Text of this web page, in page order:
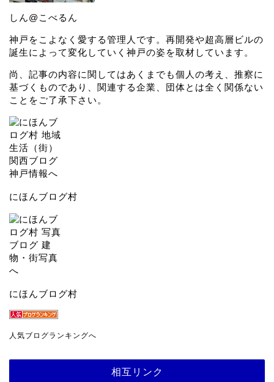
しん@こべるん
神戸をこよなく愛する管理人です。再開発や超高層ビルの
誕生によって変化していく神戸の姿を取材しています。
尚、記事の内容に関してはあくまでも個人の考え、推察に
基づくものであり、関連する企業、団体とは全く関係ない
ことをご了承下さい。
にほんブログ村
にほんブログ村
人気ブログランキングへ
相互リンク